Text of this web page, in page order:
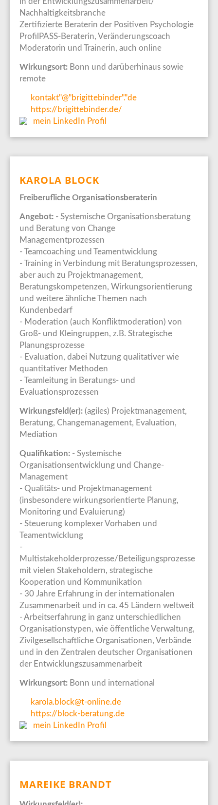
Nachhaltigkeitsbranche
Zertifizierte Beraterin der Positiven Psychologie
ProfilPASS-Beraterin, Veränderungscoach
Moderatorin und Trainerin, auch online
Wirkungsort: Bonn und darüberhinaus sowie
remote
kontakt"@"brigittebinder"."de
https://brigittebinder.de/
mein LinkedIn Profil
KAROLA BLOCK
Freiberufliche Organisationsberaterin
Angebot: - Systemische Organisationsberatung
und Beratung von Change
Managementprozessen
- Teamcoaching und Teamentwicklung
- Training in Verbindung mit Beratungsprozessen,
aber auch zu Projektmanagement,
Beratungskompetenzen, Wirkungsorientierung
und weitere ähnliche Themen nach
Kundenbedarf
- Moderation (auch Konfliktmoderation) von
Groß- und Kleingruppen, z.B. Strategische
Planungsprozesse
- Evaluation, dabei Nutzung qualitativer wie
quantitativer Methoden
- Teamleitung in Beratungs- und
Evaluationsprozessen
Wirkungsfeld(er): (agiles) Projektmanagement,
Beratung, Changemanagement, Evaluation,
Mediation
Qualifikation: - Systemische
Organisationsentwicklung und Change-
Management
- Qualitäts- und Projektmanagement
(insbesondere wirkungsorientierte Planung,
Monitoring und Evaluierung)
- Steuerung komplexer Vorhaben und
Teamentwicklung
-
Multistakeholderprozesse/Beteiligungsprozesse
mit vielen Stakeholdern, strategische
Kooperation und Kommunikation
- 30 Jahre Erfahrung in der internationalen
Zusammenarbeit und in ca. 45 Ländern weltweit
- Arbeitserfahrung in ganz unterschiedlichen
Organisationstypen, wie öffentliche Verwaltung,
Zivilgesellschaftliche Organisationen, Verbände
und in den Zentralen deutscher Organisationen
der Entwicklungszusammenarbeit
Wirkungsort: Bonn und international
karola.block@t-online.de
https://block-beratung.de
mein LinkedIn Profil
MAREIKE BRANDT